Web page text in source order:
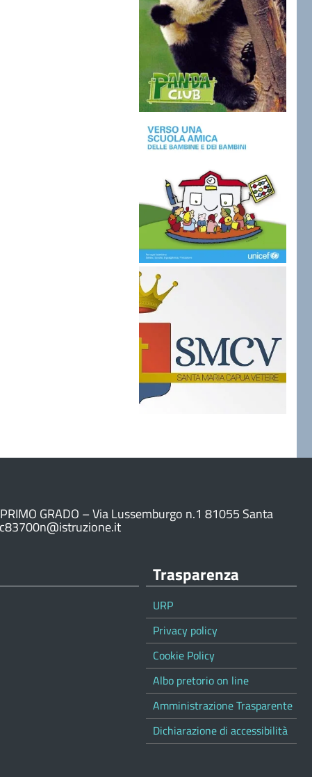
GRADO – Via Lussemburgo n.1 81055 Santa
Trasparenza
URP
Privacy policy
Cookie Policy
Albo pretorio on line
Amministrazione Trasparente
Dichiarazione di accessibilità